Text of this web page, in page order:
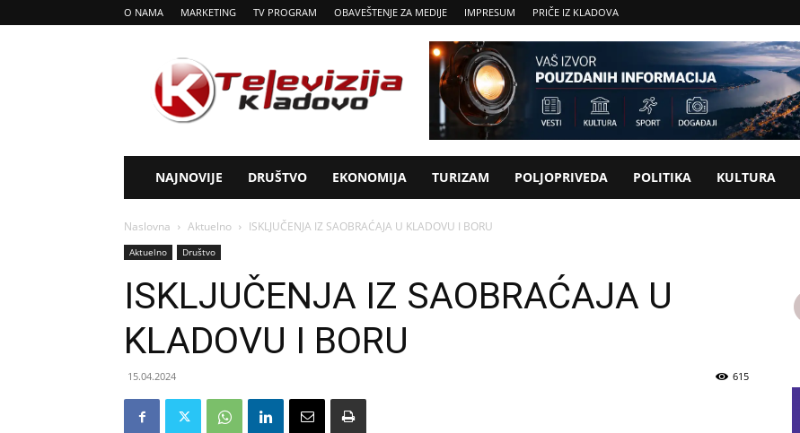
O NAMA MARKETING TV PROGRAM OBAVEŠTENJE ZA MEDIJE IMPRESUM PRIČE IZ KLADOVA
Tv
Kladovo
NAJNOVIJE DRUŠTVO EKONOMIJA TURIZAM POLJOPRIVEDA POLITIKA KULTURA
Naslovna Aktuelno ISKLJUČENJA IZ SAOBRAĆAJA U KLADOVU I BORU
Aktuelno Društvo
ISKLJUČENJA IZ SAOBRAĆAJA U
KLADOVU I BORU
15.04.2024 615